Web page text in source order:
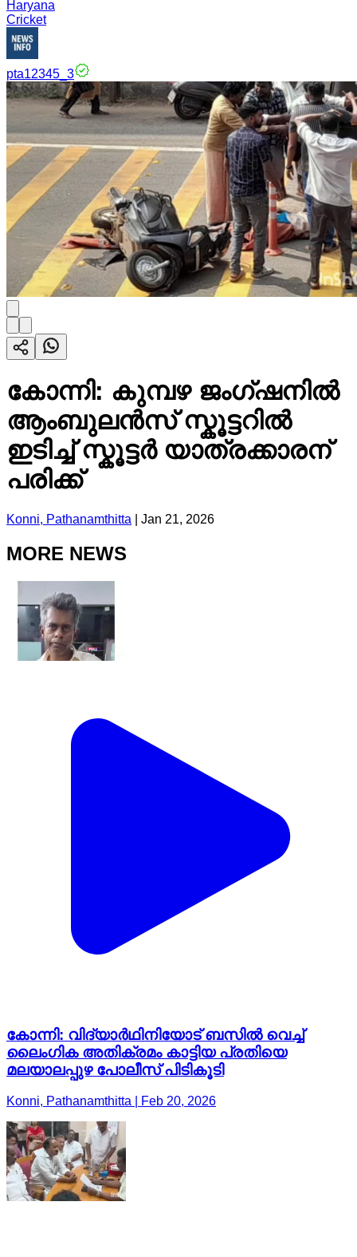
Haryana
Cricket
pta12345_3
കോന്നി: കുമ്പഴ ജംഗ്ഷനിൽ
ആംബുലൻസ് സ്കൂട്ടറിൽ
ഇടിച്ച് സ്കൂട്ടർ യാത്രക്കാരന്
പരിക്ക്
Konni, Pathanamthitta Jan 21, 2026
MORE NEWS
കോന്നി: വിദ്യാർഥിനിയോട് ബസിൽ വെച്ച്
ലൈംഗിക അതിക്രമം കാട്ടിയ പ്രതിയെ
മലയാലപ്പുഴ പോലീസ് പിടികൂടി
Konni, Pathanamthitta | Feb 20, 2026